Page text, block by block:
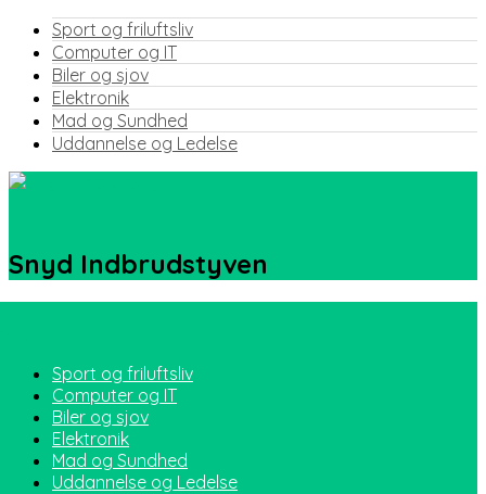
Sport og friluftsliv
Computer og IT
Biler og sjov
Elektronik
Mad og Sundhed
Uddannelse og Ledelse
Snyd Indbrudstyven
Sport og friluftsliv
Computer og IT
Biler og sjov
Elektronik
Mad og Sundhed
Uddannelse og Ledelse